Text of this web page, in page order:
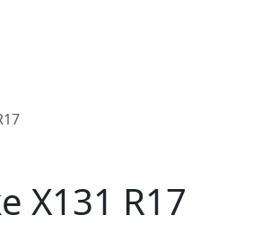
X131 R17